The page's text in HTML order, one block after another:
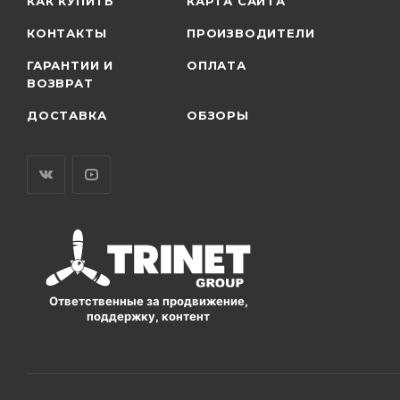
КОНТАКТЫ ПРОИЗВОДИТЕЛИ
ГАРАНТИИ И
ВОЗВРАТ
ОПЛАТА
ДОСТАВКА ОБЗОРЫ
Ответственные за продвижение,
поддержку, контент